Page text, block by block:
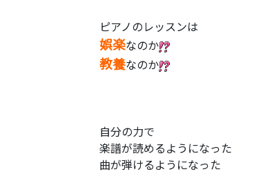
ピアノのレッスンは
娯楽なのか
教養なのか
自分の力で
楽譜が読めるようになった
曲が弾けるようになった